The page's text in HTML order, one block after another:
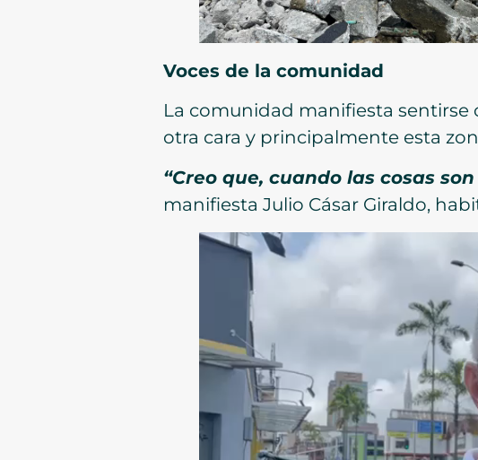
Voces de la comunidad
La comunidad manifiesta sentirse
otra cara y principalmente esta
“Creo que, cuando las cosas
manifiesta Julio Cásar Giraldo,